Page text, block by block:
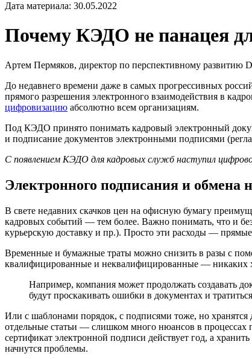
Дата материала: 30.05.2022
Почему КЭДО не панацея
Артем Пермяков, директор по перспективному развитию
До недавнего времени даже в самых прогрессивных
прямого разрешения электронного взаимодействия в
цифровизацию абсолютно всем организациям.
Под КЭДО принято понимать кадровый электронный
и подписание документов электронными подписями
С появлением КЭДО для кадровых служб наступил
Электронного подписания и обмена
В свете недавних скачков цен на офисную бумагу
кадровых событий — тем более. Важно понимать, что и
курьерскую доставку и пр.). Просто эти расходы —
Временные и бумажные траты можно снизить в разы с
квалифицированные и неквалифицированные — никаких
Например, компания может продолжать создавать
будут проскакивать ошибки в документах и
Или с шаблонами порядок, с подписями тоже, но
отдельные статьи — слишком много нюансов в процессах
сертификат электронной подписи действует год, а
начнутся проблемы.